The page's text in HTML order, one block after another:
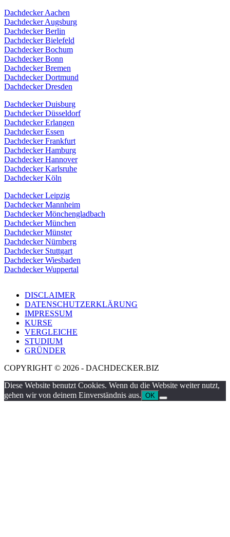
Dachdecker Aachen
Dachdecker Augsburg
Dachdecker Berlin
Dachdecker Bielefeld
Dachdecker Bochum
Dachdecker Bonn
Dachdecker Bremen
Dachdecker Dortmund
Dachdecker Dresden
Dachdecker Duisburg
Dachdecker Düsseldorf
Dachdecker Erlangen
Dachdecker Essen
Dachdecker Frankfurt
Dachdecker Hamburg
Dachdecker Hannover
Dachdecker Karlsruhe
Dachdecker Köln
Dachdecker Leipzig
Dachdecker Mannheim
Dachdecker Mönchengladbach
Dachdecker München
Dachdecker Münster
Dachdecker Nürnberg
Dachdecker Stuttgart
Dachdecker Wiesbaden
Dachdecker Wuppertal
DISCLAIMER
DATENSCHUTZERKLÄRUNG
IMPRESSUM
KURSE
VERGLEICHE
STUDIUM
GRÜNDER
COPYRIGHT © 2026 - DACHDECKER.BIZ
Diese Website benutzt Cookies. Wenn du die Website weiter nutzt,
gehen wir von deinem Einverständnis aus. OK